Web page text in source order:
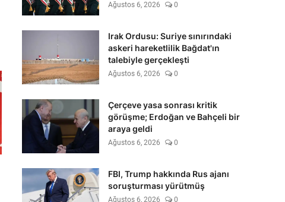
Ağustos 6, 2026 0
Irak Ordusu: Suriye sınırındaki
askeri hareketlilik Bağdat'ın
talebiyle gerçekleşti
Ağustos 6, 2026 0
Çerçeve yasa sonrası kritik
görüşme; Erdoğan ve Bahçeli bir
araya geldi
Ağustos 6, 2026 0
FBI, Trump hakkında Rus ajanı
soruşturması yürütmüş
Ağustos 6, 2026 0